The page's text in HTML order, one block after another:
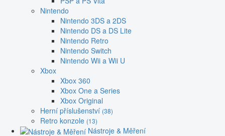
Nintendo
Nintendo 3DS a 2DS
Nintendo DS a DS Lite
Nintendo Retro
Nintendo Switch
Nintendo Wii a Wii U
Xbox
Xbox 360
Xbox One a Series
Xbox Original
Herní příslušenství (38)
Retro konzole (13)
Nástroje & Měření